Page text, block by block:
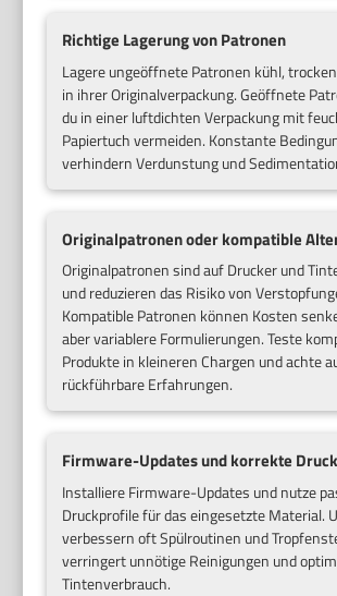
Richtige Lagerung von Patronen
Lagere ungeöffnete Patronen kühl,
in ihrer Originalverpackung. Geöffnete
du in einer luftdichten Verpackung mit
Papiertuch vermeiden. Konstante
verhindern Verdunstung und
Originalpatronen oder kompatible
Originalpatronen sind auf Drucker und
und reduzieren das Risiko von
Kompatible Patronen können Kosten
aber variablere Formulierungen. Teste
Produkte in kleineren Chargen und achte
rückführbare Erfahrungen.
Firmware-Updates und korrekte
Installiere Firmware-Updates und nutze
Druckprofile für das eingesetzte Material.
verbessern oft Spülroutinen und
verringert unnötige Reinigungen und
Tintenverbrauch.